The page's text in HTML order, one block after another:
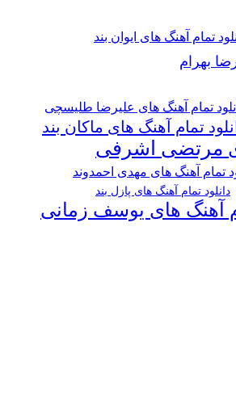
تمام آهنگ های ایوان بند
بهرام
تمام آهنگ های علیرضا طلیسچی
تمام آهنگ های ماکان بند
مرتضی اشرفی
تمام آهنگ های مهدی احمدوند
دانلود تمام آهنگ های پازل بند
آهنگ های یوسف زمانی